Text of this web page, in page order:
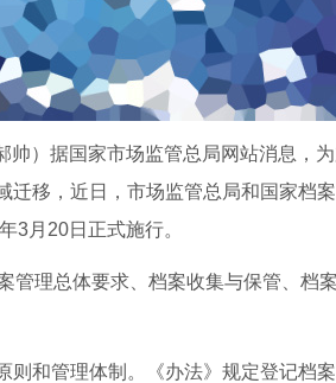
帅）据国家市场监管总局网站消息，
移，近日，市场监管总局和国家档
3月20日正式施行。
管理总体要求、档案收集与保管、
则和管理体制。《办法》规定登记档